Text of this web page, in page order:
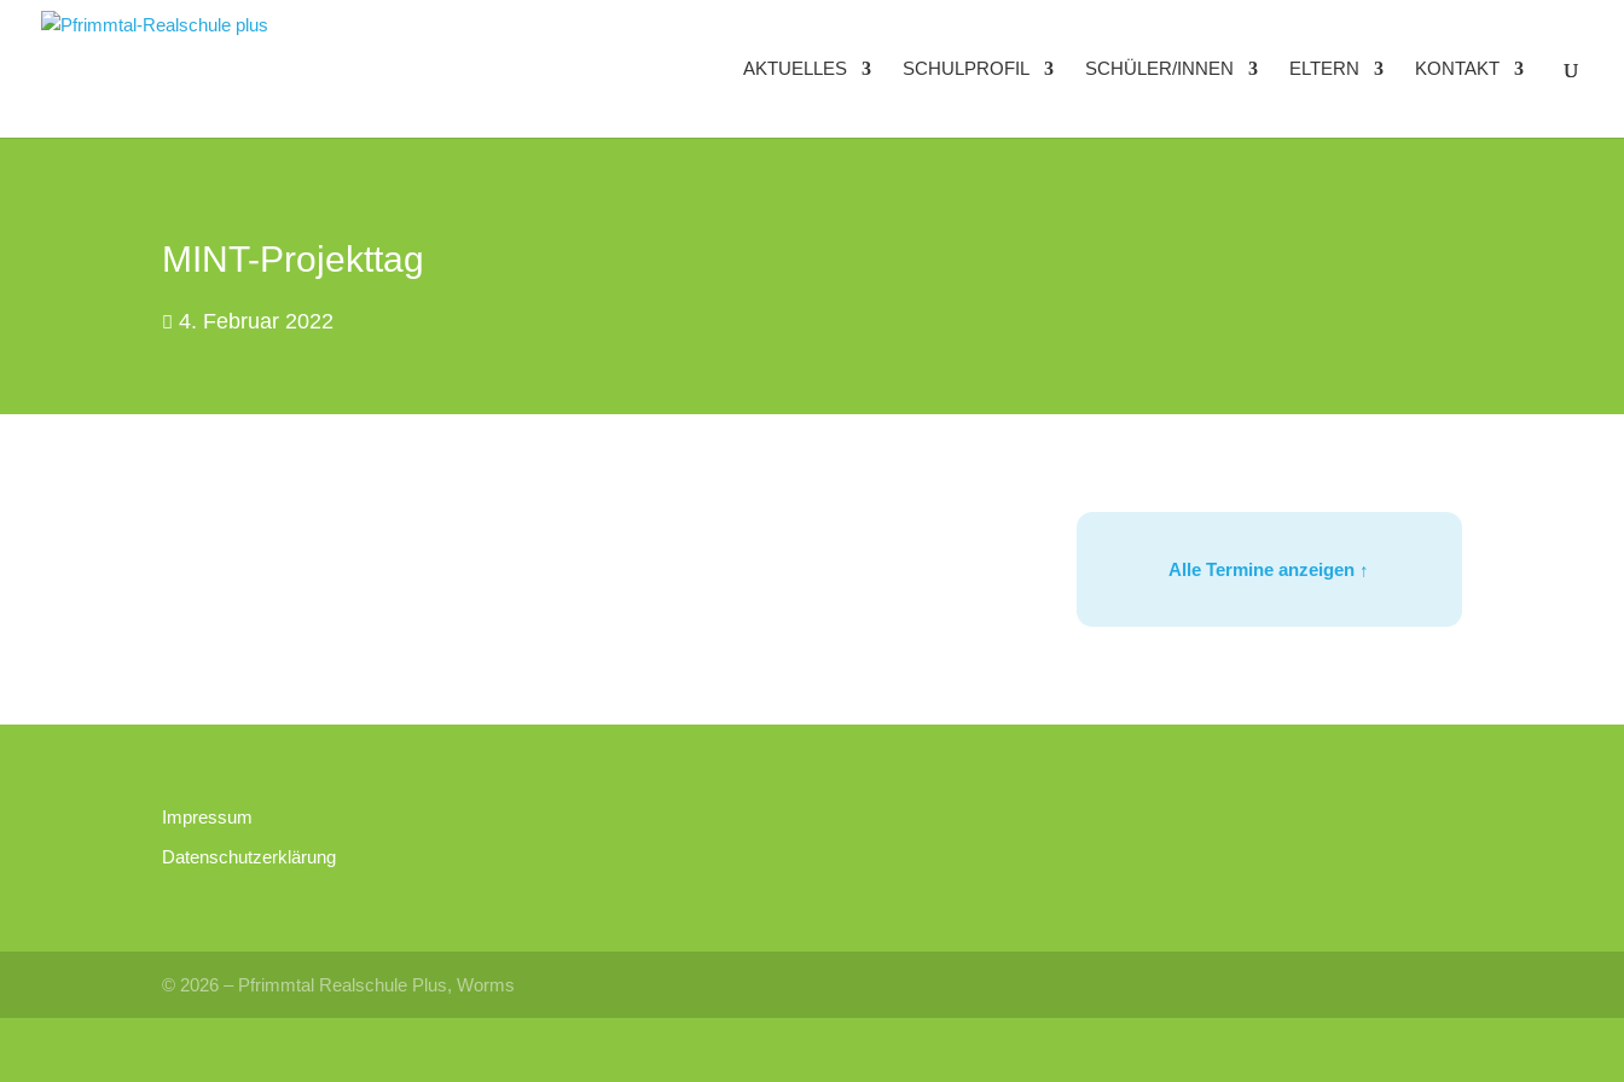
AKTUELLES SCHULPROFIL SCHÜLER/INNEN ELTERN KONTAKT
MINT-Projekttag
4. Februar 2022
Alle Termine anzeigen ↑
Impressum
Datenschutzerklärung
© 2026 – Pfrimmtal Realschule Plus, Worms